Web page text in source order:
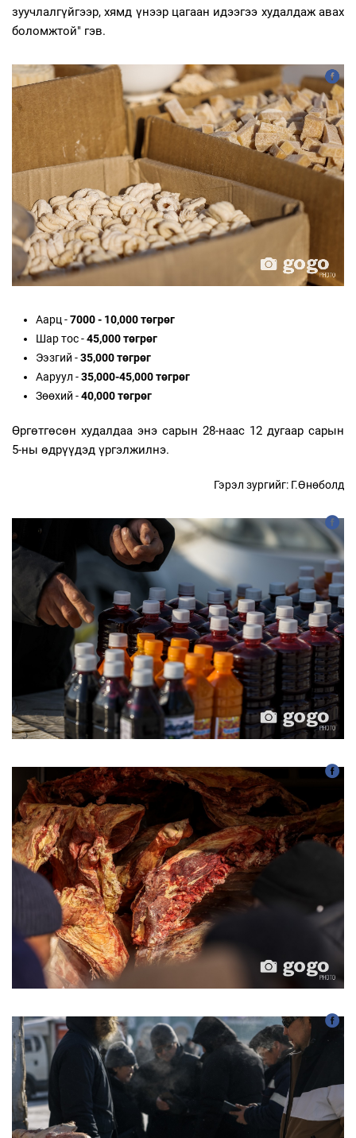
зуучлалгүйгээр, хямд үнээр цагаан идээгээ худалдаж авах
боломжтой" гэв.
Аарц -7000 - 10,000 төгрөг
Шар тос -45,000 төгрөг
Ээзгий -35,000 төгрөг
Ааруул -35,000-45,000 төгрөг
Зөөхий -40,000 төгрөг
Өргөтгөсөн худалдаа энэ сарын 28-наас 12 дугаар сарын
5-ны өдрүүдэд үргэлжилнэ.
Гэрэл зургийг: Г.Өнөболд